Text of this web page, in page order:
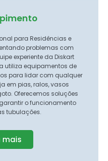
para Residências e
problemas com
experiente da Diskart
utiliza equipamentos de
para lidar com qualquer
em pias, ralos, vasos
Oferecemos soluções
o funcionamento
tubulações.
mais